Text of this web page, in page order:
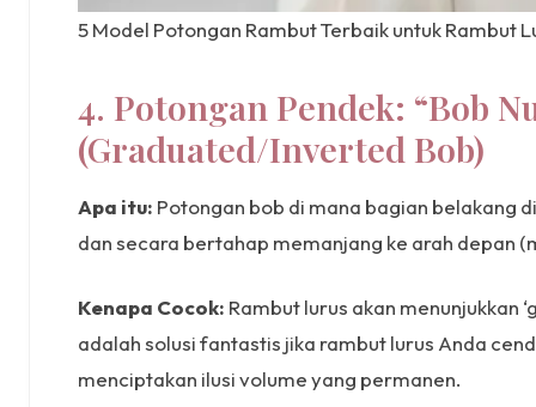
5 Model Potongan Rambut Terbaik untuk Rambut
4. Potongan Pendek: “Bob
(Graduated/Inverted Bob)
Apa itu: Potongan bob di mana bagian belakang
dan secara bertahap memanjang ke arah depan
Kenapa Cocok: Rambut lurus akan menunjukkan
adalah solusi fantastis jika rambut lurus Anda
menciptakan ilusi volume yang permanen.